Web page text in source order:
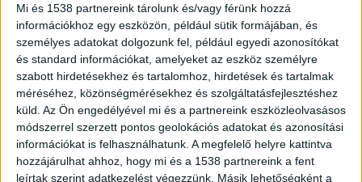
Mi és 1538 partnereink tárolunk és/vagy férünk hozzá
információkhoz egy eszközön, például sütik formájában, és
személyes adatokat dolgozunk fel, például egyedi azonosítókat
és standard információkat, amelyeket az eszköz személyre
szabott hirdetésekhez és tartalomhoz, hirdetések és tartalmak
méréséhez, közönségmérésekhez és szolgáltatásfejlesztéshez
küld. Az Ön engedélyével mi és a partnereink eszközleolvasásos
módszerrel szerzett pontos geolokációs adatokat és azonosítási
információkat is felhasználhatunk. A megfelelő helyre kattintva
hozzájárulhat ahhoz, hogy mi és a 1538 partnereink a fent
leírtak szerint adatkezelést végezzünk. Másik lehetőségként a
Rab Ferenc, a Fővárosi Főügyészség helyettes
szóvivője az üggyel kapcsolatos a24.hu-nakazt
mondta, hogy a bíróság elrendelte az ír férfi
letartóztatását. A férfi nem ismerte be a
bűnösségét, és részletes vallomást nem tett. Az
ír férfi és védője fellebbezett, így a végzés nem
végleges.A Budapest és Környéke hírportál